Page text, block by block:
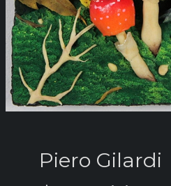
Piero Gilardi